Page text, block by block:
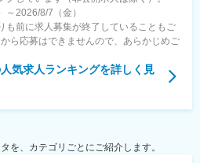
2026/8/7（金）
も前に求人募集が終了していることもご
ら応募はできませんので、あらかじめご
気求人ランキングを詳しく見
を、カテゴリごとにご紹介します。